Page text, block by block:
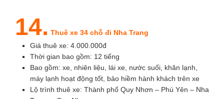
14. Thuê xe 34 chỗ đi Nha Trang
Giá thuê xe: 4.000.000đ
Thời gian bao gồm: 12 tiếng
Bao gồm: xe, nhiên liệu, lái xe, nước suối, khăn lạnh,
máy lạnh hoạt động tốt, bảo hiềm hành khách trên xe
Lộ trình thuê xe: Thành phố Quy Nhơn – Phú Yên – Nha